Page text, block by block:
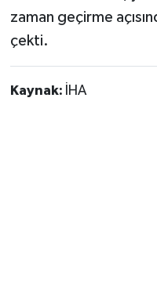
zaman geçirme
çekti.
Kaynak: İHA